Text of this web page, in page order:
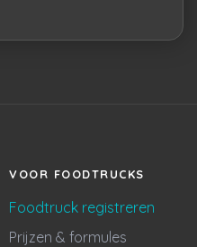
VOOR FOODTRUCKS
Foodtruck registreren
Prijzen & formules